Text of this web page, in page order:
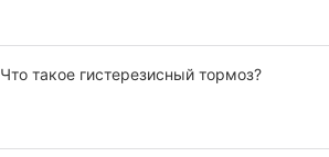
Что такое гистерезисный тормоз?